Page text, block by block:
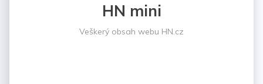
HN mini
Veškerý obsah webu HN.cz